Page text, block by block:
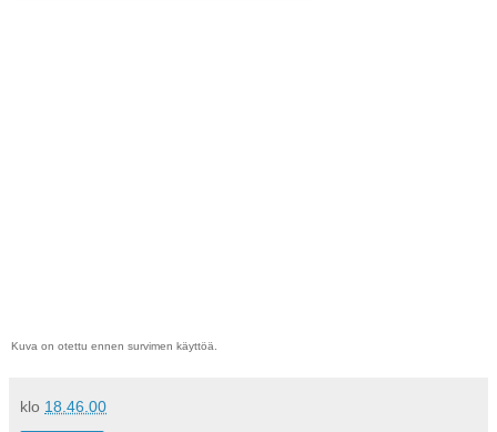
Kuva on otettu ennen survimen käyttöä.
klo 18.46.00